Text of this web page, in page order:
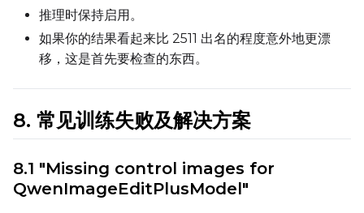
推理时保持启用。
如果你的结果看起来比 2511 出名的程度意外地更漂
移，这是首先要检查的东西。
8. 常见训练失败及解决方案
8.1 "Missing control images for
QwenImageEditPlusModel"